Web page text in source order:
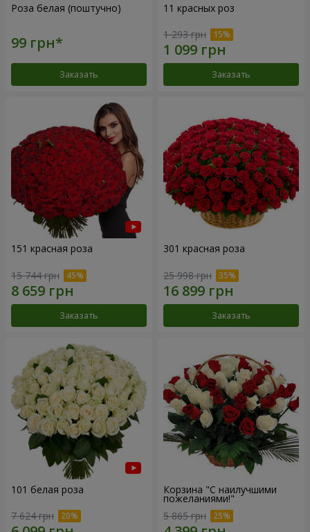
Роза белая (поштучно)
Заказать
11 красных роз
1 293 грн
Заказать
151 красная роза
15 744 грн
Заказать
301 красная роза
25 998 грн
Заказать
101 белая роза
7 624 грн
Корзина "С наилучшими
пожеланиями!"
5 865 грн